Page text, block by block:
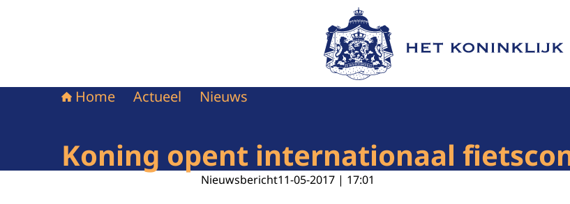
Naar de homepage van Het Koninklijk Huis
Home Actueel Nieuws
Koning opent internationaal
Nieuwsbericht11-05-2017 | 17:01